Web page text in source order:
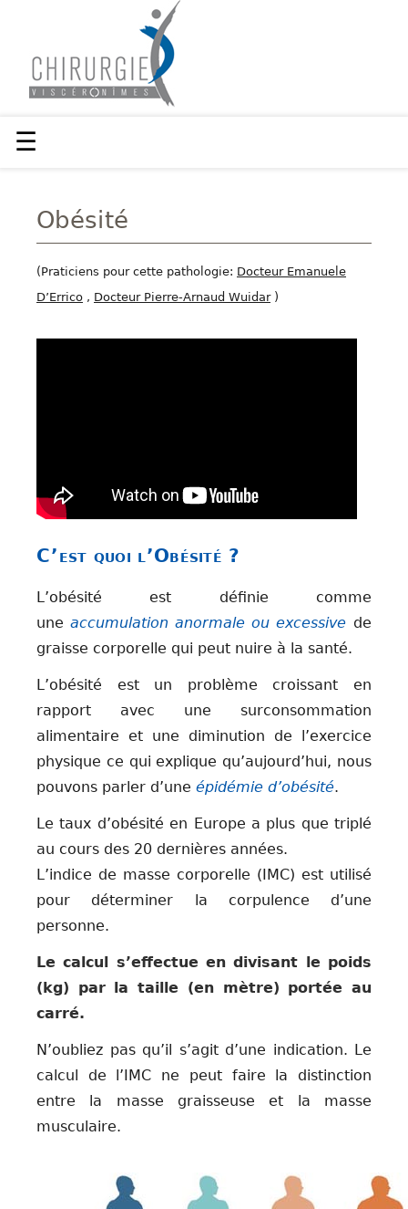
☰
Obésité
(Praticiens pour cette pathologie: Docteur Emanuele
D’Errico , Docteur Pierre-Arnaud Wuidar)
C’est quoi l’Obésité ?
L’obésité est définie comme
une accumulation anormale ou excessive de
graisse corporelle qui peut nuire à la santé.
L’obésité est un problème croissant en
rapport avec une surconsommation
alimentaire et une diminution de l’exercice
physique ce qui explique qu’aujourd’hui, nous
pouvons parler d’une épidémie d’obésité.
Le taux d’obésité en Europe a plus que triplé
au cours des 20 dernières années.
L’indice de masse corporelle (IMC) est utilisé
pour déterminer la corpulence d’une
personne.
Le calcul s’effectue en divisant le poids
(kg) par la taille (en mètre) portée au
carré.
N’oubliez pas qu’il s’agit d’une indication. Le
calcul de l’IMC ne peut faire la distinction
entre la masse graisseuse et la masse
musculaire.